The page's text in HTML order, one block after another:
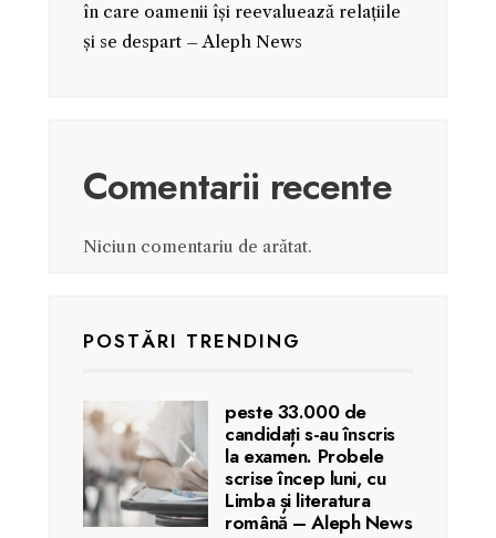
în care oamenii își reevaluează relațiile
și se despart – Aleph News
Comentarii recente
Niciun comentariu de arătat.
POSTĂRI TRENDING
peste 33.000 de
candidați s-au înscris
la examen. Probele
scrise încep luni, cu
Limba și literatura
română – Aleph News